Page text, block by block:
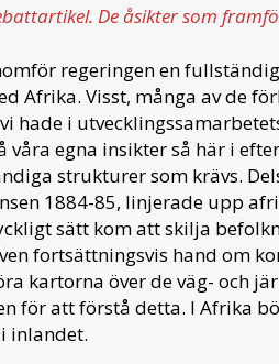
De åsikter som
regeringen en
Afrika. Visst, många av de
hade i
våra egna insikter så här i
strukturer som krävs.
1884-85, linjerade upp
sätt kom att skilja
fortsättningsvis hand om
kartorna över de väg- och
för att förstå detta. I Afrika
inlandet.